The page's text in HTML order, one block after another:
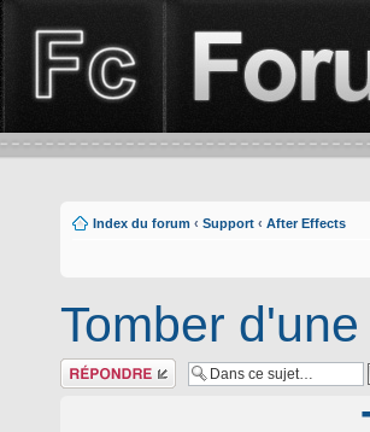
Index du forum ‹ Support ‹ After Effects
Tomber
Répondre